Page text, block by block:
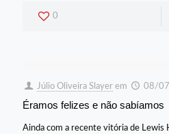
0
Júlio Oliveira Slayer em 08/
Éramos felizes e não sabíamos
Ainda com a recente vitória de Lewis